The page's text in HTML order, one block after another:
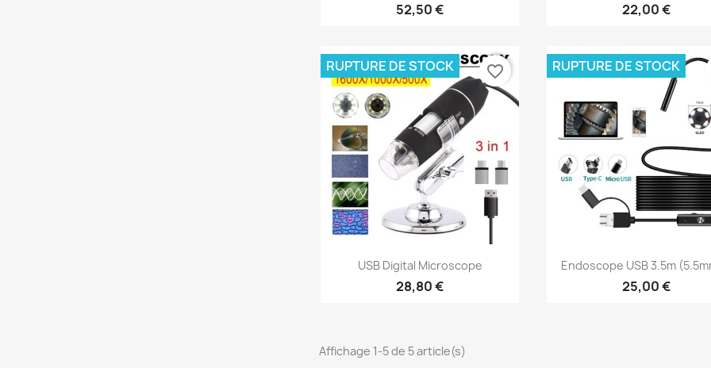
52,50 € 22,00 €
Aperçu rapide
USB Digital Microscope
28,80 €
RUPTURE DE STOCK favorite_border
Aperçu rapide
Endoscope USB 3.5m
25,00 €
RUPTURE DE STOCK
Affichage 1-5 de 5 article(s)